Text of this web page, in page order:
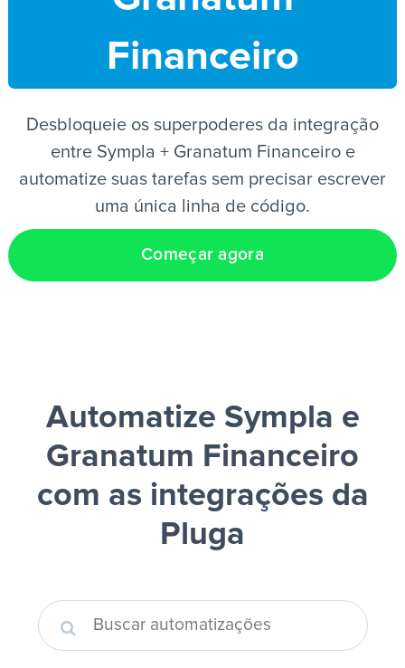
PT
Financeiro
Desbloqueie os superpoderes da integração
entre Sympla + Granatum Financeiro e
automatize suas tarefas sem precisar escrever
uma única linha de código.
Começar agora
Automatize Sympla e
Granatum Financeiro
com as integrações da
Pluga